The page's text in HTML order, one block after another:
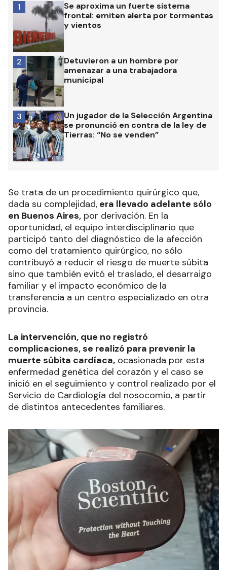
Se aproxima un fuerte sistema
frontal: emiten alerta por tormentas
y vientos
1
Detuvieron a un hombre por
amenazar a una trabajadora
municipal
2
Un jugador de la Selección Argentina
se pronunció en contra de la ley de
Tierras: “No se venden”
3
Se trata de un procedimiento quirúrgico que,
dada su complejidad, era llevado adelante sólo
en Buenos Aires, por derivación. En la
oportunidad, el equipo interdisciplinario que
participó tanto del diagnóstico de la afección
como del tratamiento quirúrgico, no sólo
contribuyó a reducir el riesgo de muerte súbita
sino que también evitó el traslado, el desarraigo
familiar y el impacto económico de la
transferencia a un centro especializado en otra
provincia.
La intervención, que no registró
complicaciones, se realizó para prevenir la
muerte súbita cardíaca, ocasionada por esta
enfermedad genética del corazón y el caso se
inició en el seguimiento y control realizado por el
Servicio de Cardiología del nosocomio, a partir
de distintos antecedentes familiares.